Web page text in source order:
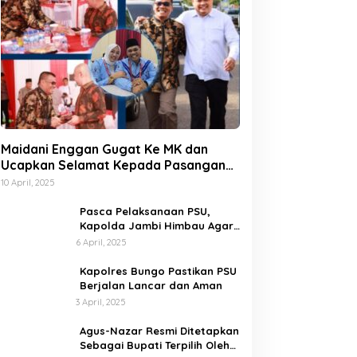
Maidani Enggan Gugat Ke MK dan
Ucapkan Selamat Kepada Pasangan
Dedy-Dayat
10 April, 2025
Pasca Pelaksanaan PSU,
Kapolda Jambi Himbau Agar
Semua Pihak Jaga Situasi
6 April, 2025
Kapolres Bungo Pastikan PSU
Berjalan Lancar dan Aman
3 April, 2025
Agus-Nazar Resmi Ditetapkan
Sebagai Bupati Terpilih Oleh